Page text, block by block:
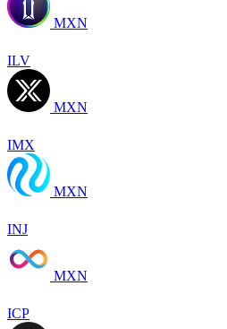
MXN
ILV
MXN
IMX
MXN
INJ
MXN
ICP